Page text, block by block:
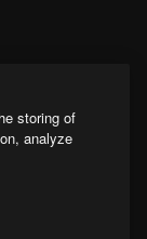
storing of
analyze